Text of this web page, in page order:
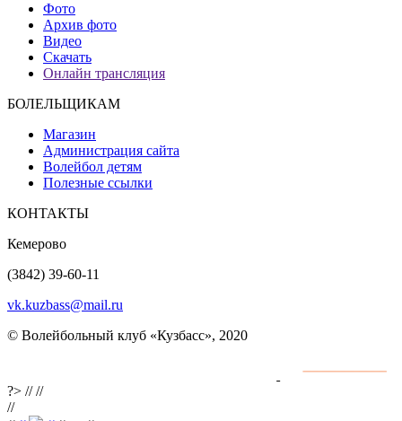
Фото
Архив фото
Видео
Скачать
Онлайн трансляция
БОЛЕЛЬЩИКАМ
Магазин
Администрация сайта
Волейбол детям
Полезные ссылки
КОНТАКТЫ
Кемерово
(3842) 39-60-11
vk.kuzbass@mail.ru
© Волейбольный клуб «Кузбасс», 2020
?> ////
//